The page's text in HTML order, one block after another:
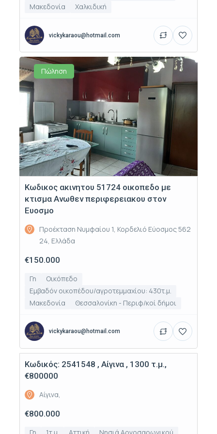
Μακεδονία
Χαλκιδική
vickykaraou@hotmail.com
Πώληση
Κωδικος ακινητου 51724 οικοπεδο με
κτισμα Ανωθεν περιφερειακου στον
Ευοσμο
Προέκταση Νυμφαίου 1, Κορδελιό Εύοσμος 562
24, Ελλάδα
€150.000
Γη
Οικόπεδο
Εμβαδόν οικοπέδου/αγροτεμμαχίου: 430τ.μ.
Μακεδονία
Θεσσαλονίκη - Περιφ/κοί δήμοι
vickykaraou@hotmail.com
Πώληση
Κωδικός: 2541548 , Αίγινα , 1300 τ.μ.,
€800000
Αίγινα,
€800.000